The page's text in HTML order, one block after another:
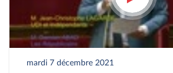
mardi 7 décembre 2021